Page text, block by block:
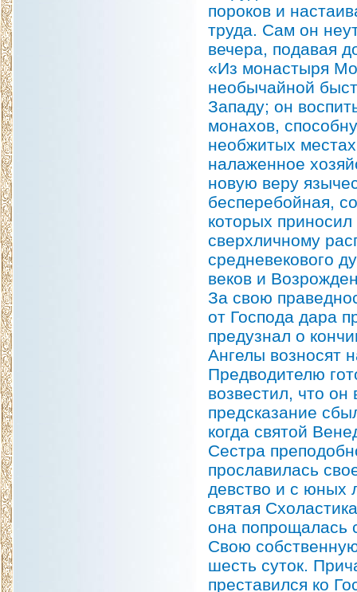
пороков и
труда. Сам он
вечера, подавая
«Из монастыря
необычайной
Западу; он
монахов,
необжитых
налаженное
новую веру
бесперебойная,
которых
сверхличному
средневекового
веков и
За свою
от Господа дара
предузнал о
Ангелы возносят
Предводителю
возвестил, что он
предсказание
когда святой
Сестра
прославилась
девство и с юных
святая
она попрощалась
Свою
шесть суток.
преставился ко